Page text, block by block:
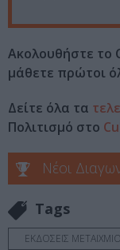
Ακολουθήστε το
μάθετε πρώτοι
Δείτε όλα τα
Πολιτισμό στο
Νέοι
Tags
ΕΚΔΟΣΕΙΣ ΜΕΤΑΙΧΜΙΟ